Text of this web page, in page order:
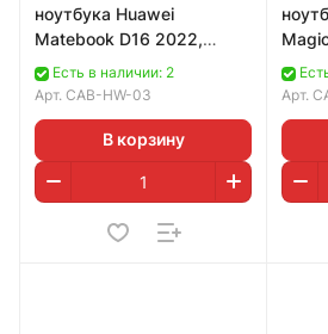
ноутбука Huawei
Matebook D16 2022,
30pin, 04053277
Есть в наличии: 2
Арт. CAB-HW-03
В корзину
D 15,
Арт.